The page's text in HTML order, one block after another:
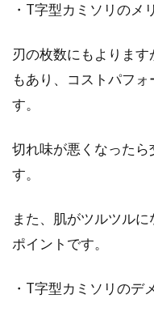
は、
髭
・T字型カミソリのメ
刃の枚数にもよりま
もあり、コストパフ
す。
切れ味が悪くなった
す。
また、肌がツルツル
ポイントです。
・T字型カミソリのデ